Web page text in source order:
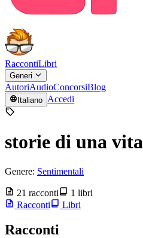
RaccontiLibri
Generi
AutoriAudioConcorsiBlog
Italiano Accedi
storie di una vita
Genere: Sentimentali
21 racconti
1 libri
Racconti
Libri
Racconti